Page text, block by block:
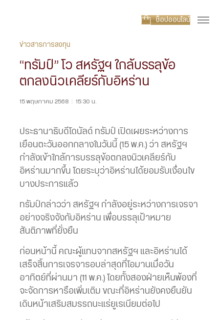
ช็อปออนไลน์
ข่าวสารการลงทุน
“ทรัมป์” โว สหรัฐฯ ใกล้บรรลุข้อ
ตกลงนิวเคลียร์กับอิหร่าน
15 พฤษภาคม 2568 | 15:30 น.
ประธานาธิบดีโดนัลด์ ทรัมป์ เปิดเผยระหว่างการ
เยือนตะวันออกกลางในวันนี้ (15 พ.ค.) ว่า สหรัฐฯ
กำลังเข้าใกล้การบรรลุข้อตกลงนิวเคลียร์กับ
อิหร่านมากขึ้น โดยระบุว่าอิหร่านได้ยอมรับเงื่อนไข
บางประการแล้ว
ทรัมป์กล่าวว่า สหรัฐฯ กำลังอยู่ระหว่างการเจรจา
อย่างจริงจังกับอิหร่าน เพื่อบรรลุเป้าหมาย
สันติภาพที่ยั่งยืน
ก่อนหน้านี้ คณะผู้แทนจากสหรัฐฯ และอิหร่านได้
เสร็จสิ้นการเจรจารอบล่าสุดที่โอมานเมื่อวัน
อาทิตย์ที่ผ่านมา (11 พ.ค.) โดยทั้งสองฝ่ายเห็นพ้องที่
จะจัดการหารือเพิ่มเติม ขณะที่อิหร่านยังคงยืนยัน
เดินหน้าเสริมสมรรถนะแร่ยูเรเนียมต่อไป